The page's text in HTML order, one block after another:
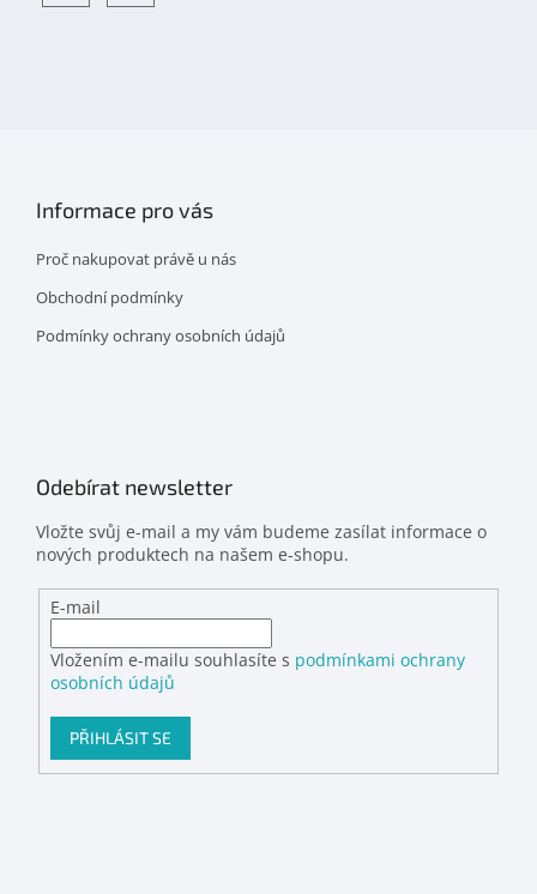
Informace pro vás
Proč nakupovat právě u nás
Obchodní podmínky
Podmínky ochrany osobních údajů
Odebírat newsletter
Vložte svůj e-mail a my vám budeme zasílat informace o
nových produktech na našem e-shopu.
E-mail
Vložením e-mailu souhlasíte s podmínkami ochrany
osobních údajů
PŘIHLÁSIT SE